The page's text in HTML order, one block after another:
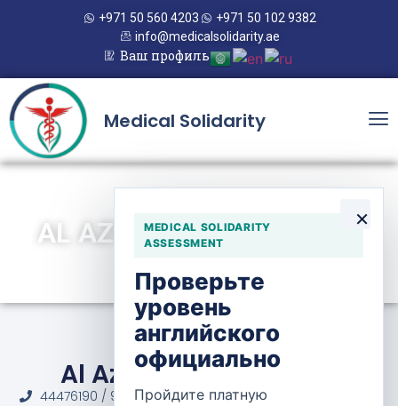
+971 50 560 4203
+971 50 102 9382
info@medicalsolidarity.ae
Ваш профиль
Medical Solidarity
×
MEDICAL SOLIDARITY
ASSESSMENT
Проверьте
уровень
английского
официально
Пройдите платную
AL AZIZIYA PHARMACY 2
Al Aziziya Pharmacy 2
44476190 / 974 6661 2200